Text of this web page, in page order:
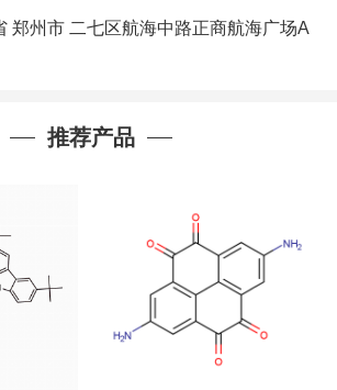
及科研单位先发货和*后付款;如果您在工
的试剂,欢迎前来询购,如若出现质量问题,
郑州市 二七区航海中路正商航海广场A
推荐产品